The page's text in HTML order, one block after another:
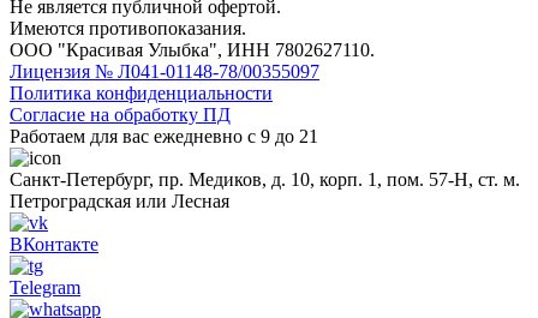
Не является публичной офертой.
Имеются противопоказания.
ООО "Красивая Улыбка", ИНН 7802627110.
Лицензия № Л041-01148-78/00355097
Политика конфиденциальности
Согласие на обработку ПД
Работаем для вас ежедневно с 9 до 21
Санкт-Петербург, пр. Медиков, д. 10, корп. 1, пом. 57-Н, ст. м.
Петроградская или Лесная
ВКонтакте
Telegram